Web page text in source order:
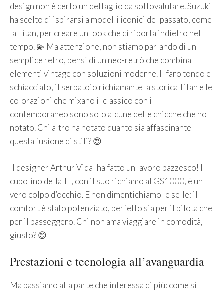
design non è certo un dettaglio da sottovalutare. Suzuki
ha scelto di ispirarsi a modelli iconici del passato, come
la Titan, per creare un look che ci riporta indietro nel
tempo. 💫 Ma attenzione, non stiamo parlando di un
semplice retro, bensì di un neo-retrò che combina
elementi vintage con soluzioni moderne. Il faro tondo e
schiacciato, il serbatoio richiamante la storica Titan e le
colorazioni che mixano il classico con il
contemporaneo sono solo alcune delle chicche che ho
notato. Chi altro ha notato quanto sia affascinante
questa fusione di stili? 😍
Il designer Arthur Vidal ha fatto un lavoro pazzesco! Il
cupolino della TT, con il suo richiamo al GS1000, è un
vero colpo d’occhio. E non dimentichiamo le selle: il
comfort è stato potenziato, perfetto sia per il pilota che
per il passeggero. Chi non ama viaggiare in comodità,
giusto? 😊
Prestazioni e tecnologia all’avanguardia
Ma passiamo alla parte che interessa di più: come si